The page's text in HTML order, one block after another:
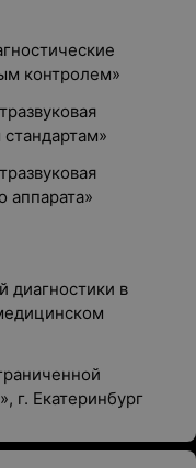
контролем»
аппарата»
диагностики в
г. Екатеринбург